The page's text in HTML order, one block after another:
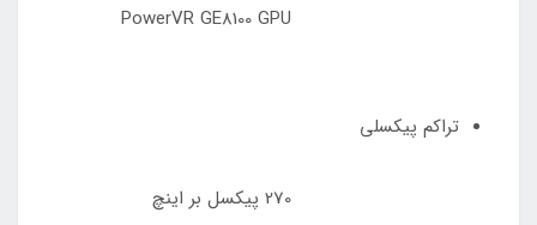
تراکم پیکسلی
270 پیکسل بر اینچ